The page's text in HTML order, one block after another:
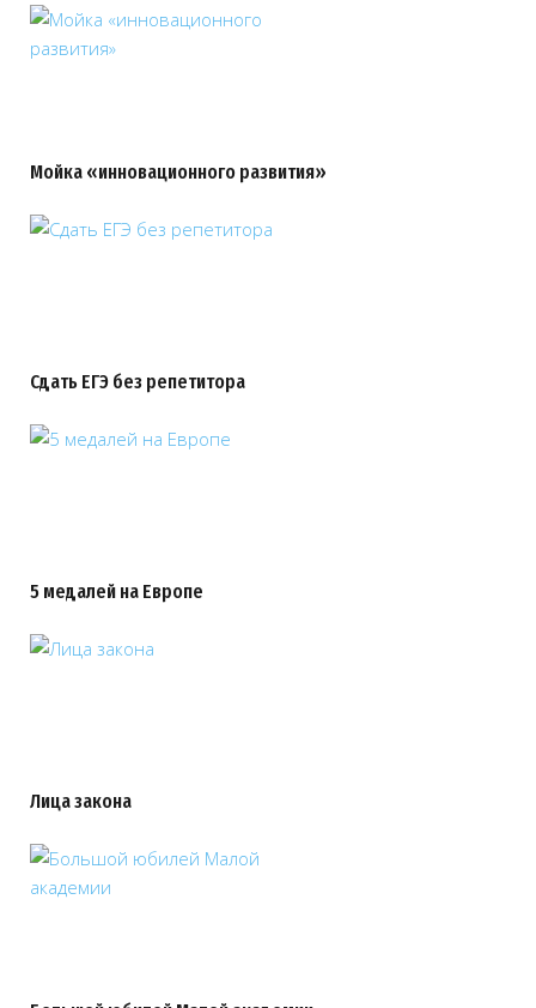
Мойка «инновационного развития»
Сдать ЕГЭ без репетитора
5 медалей на Европе
Лица закона